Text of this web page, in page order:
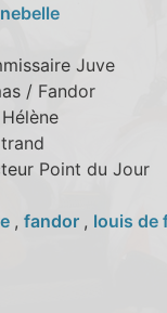
Juve
/ Fandor
Point du Jour
, fandor , louis de